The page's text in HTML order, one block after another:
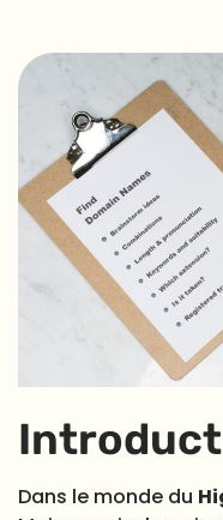
Dans le monde du